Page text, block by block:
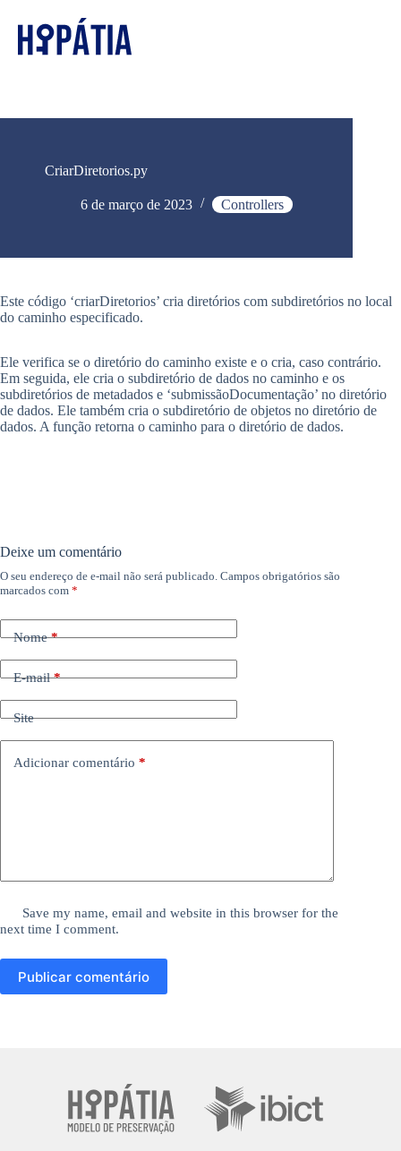
CriarDiretorios.py
6 de março de 2023 Controllers
Este código ‘criarDiretorios’ cria diretórios com subdiretórios no local
do caminho especificado.
Ele verifica se o diretório do caminho existe e o cria, caso contrário.
Em seguida, ele cria o subdiretório de dados no caminho e os
subdiretórios de metadados e ‘submissãoDocumentação’ no diretório
de dados. Ele também cria o subdiretório de objetos no diretório de
dados. A função retorna o caminho para o diretório de dados.
Deixe um comentário
O seu endereço de e-mail não será publicado. Campos obrigatórios são
marcados com *
Nome*
E-mail*
Site
Adicionar comentário *
Save my name, email and website in this browser for the
next time I comment.
Publicar comentário